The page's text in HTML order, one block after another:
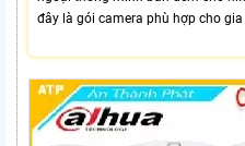
đây là gói camera phù hợp cho